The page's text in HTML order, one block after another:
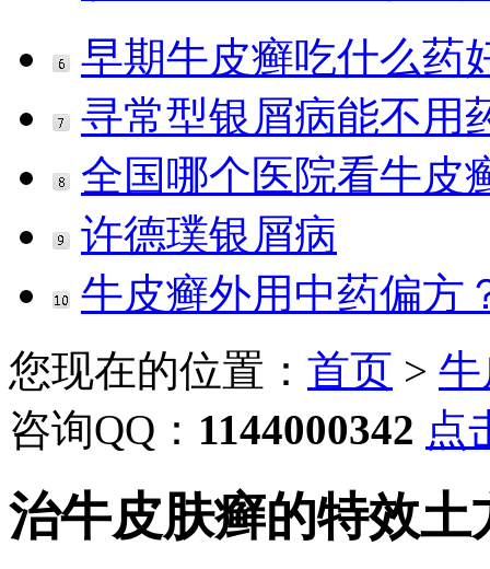
早期牛皮癣吃什么药
寻常型银屑病能不用
全国哪个医院看牛皮
许德璞银屑病
牛皮癣外用中药偏方
您现在的位置： 首页 >
咨询QQ： 1144000342 点
治牛皮肤癣的特效土